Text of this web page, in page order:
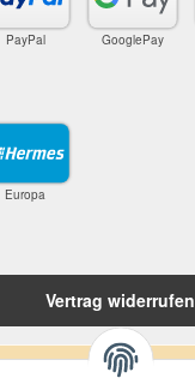
PayPal GooglePay
Europa
Vertrag widerrufen